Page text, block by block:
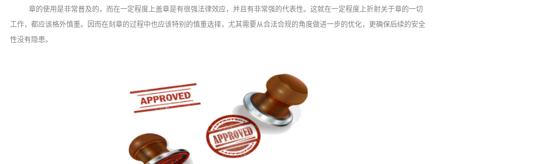
章的使用是非常普及的，而在一定程度上盖章是有很强法律效应，并且有非常强的代表性。这就在一定程度上折射关于章的一切
工作，都应该格外慎重。因而在刻章的过程中也应该特别的慎重选择，尤其需要从合法合规的角度做进一步的优化，更确保后续的安全
性没有隐患。